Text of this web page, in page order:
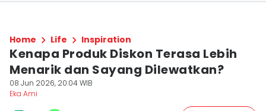
Home Life Inspiration
Kenapa Produk Diskon Terasa Lebih
Menarik dan Sayang Dilewatkan?
08 Jun 2026, 20:04 WIB
Eka Ami